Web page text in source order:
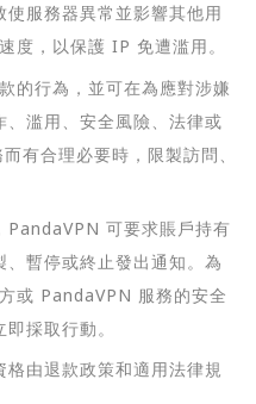
服務器異常並影響其他用
度，以保護 IP 免遭滥用。
的行為，並可在為應對涉嫌
滥用、安全風險、法律或
有合理必要時，限製訪問、
PandaVPN 可要求賬戶持有
暫停或終止發出通知。為
或 PandaVPN 服務的安全
採取行動。
由退款政策和適用法律規